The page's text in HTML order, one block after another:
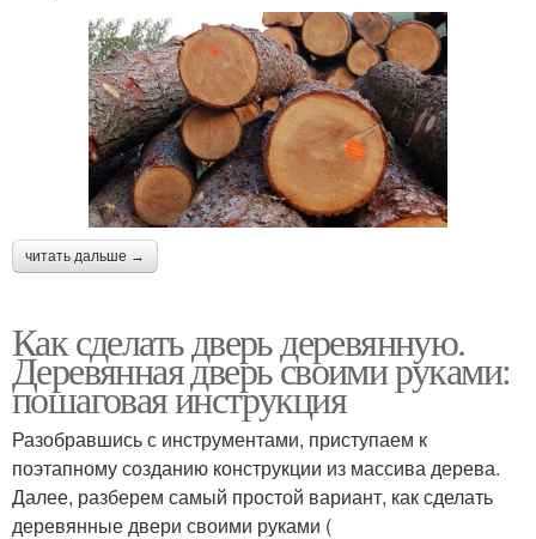
читать дальше →
Как сделать дверь деревянную.
Деревянная дверь своими руками:
пошаговая инструкция
Разобравшись с инструментами, приступаем к
поэтапному созданию конструкции из массива дерева.
Далее, разберем самый простой вариант, как сделать
деревянные двери своими руками (